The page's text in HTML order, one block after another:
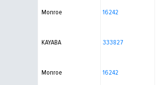
Monroe 16242
KAYABA 333827
Monroe 16242